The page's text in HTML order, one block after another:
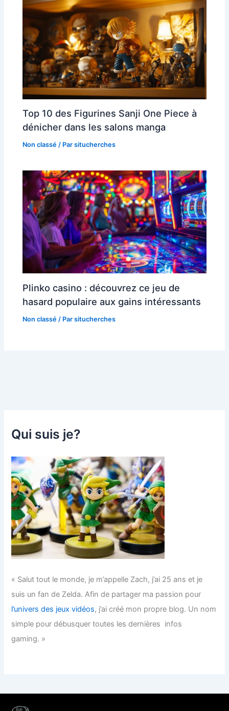
Top 10 des Figurines Sanji One Piece à
dénicher dans les salons manga
Non classé / Parsitucherches
Plinko casino : découvrez ce jeu de
hasard populaire aux gains intéressants
Non classé / Parsitucherches
Qui suis je?
« Salut tout le monde, je m’appelle Zach, j’ai 25 ans et je
suis un fan de Zelda. Afin de partager ma passion pour
l’univers des jeux vidéos, j’ai créé mon propre blog. Un nom
simple pour débusquer toutes les dernières infos
gaming. »